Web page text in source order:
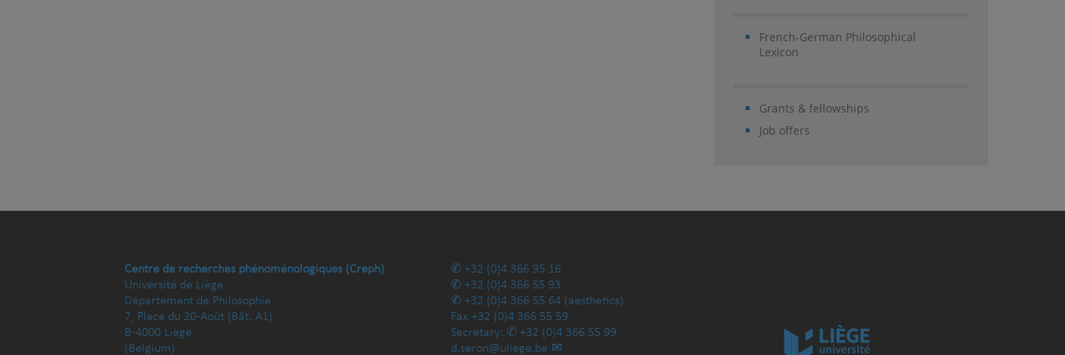
French-German Philosophical
Lexicon
Grants & fellowships
Job offers
Centre de recherches phénoménologiques (Creph)
Université de Liège
Département de Philosophie
7, Place du 20-Août (Bât. A1)
B-4000 Liège
(Belgium)
+32 (0)4 366 95 16
+32 (0)4 366 55 93
+32 (0)4 366 55 64 (aesthetics)
Fax +32 (0)4 366 55 59
Secretary:
+32 (0)4 366 55 99
d.seron@uliege.be